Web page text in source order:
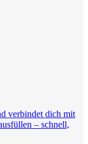
verbindet dich mit
– schnell,